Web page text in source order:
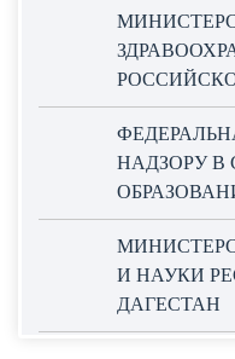
НАДЗОРУ В
И НАУКИ
ДАГЕСТАН